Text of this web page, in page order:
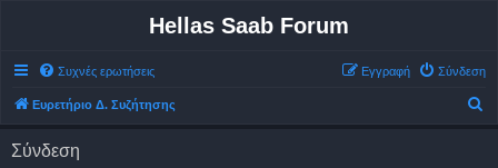
Hellas Saab Forum
Συχνές ερωτήσεις Σύνδεση
Εγγραφή
Ευρετήριο Δ. Συζήτησης
Σύνδεση